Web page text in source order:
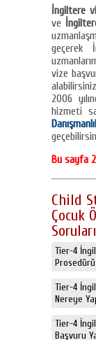
İngiltere
ve
geçerek
vize
2006
hizmeti
Bu sayfa
Child
Çocuk
Soruları
Tier-4
Prosedürü
Tier-4
Nereye
Tier-4
Başvuru